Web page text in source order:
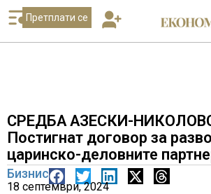
Претплати се
СРЕДБА АЗЕСКИ-
Постигнат договор за
царинско-деловните
Бизнис
18 септември, 2024